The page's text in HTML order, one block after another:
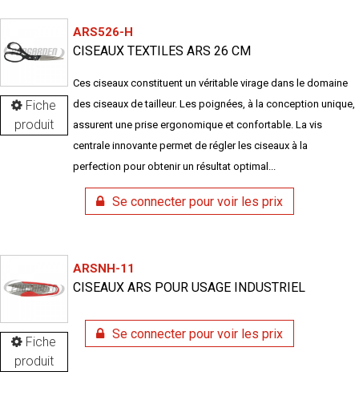
Fiche
produit
ARS526-H
CISEAUX TEXTILES ARS 26 CM
Ces ciseaux constituent un véritable virage dans le domaine
des ciseaux de tailleur. Les poignées, à la conception unique,
assurent une prise ergonomique et confortable. La vis
centrale innovante permet de régler les ciseaux à la
perfection pour obtenir un résultat optimal...
Se connecter pour voir les prix
Fiche
produit
ARSNH-11
CISEAUX ARS POUR USAGE INDUSTRIEL
Se connecter pour voir les prix